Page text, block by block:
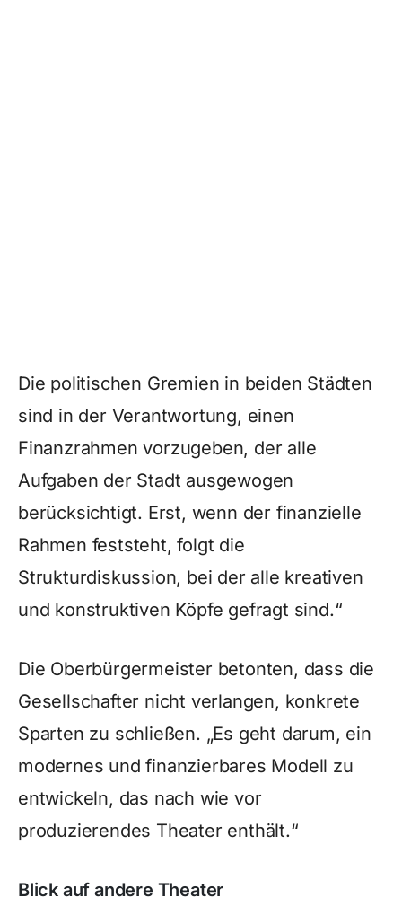
Die politischen Gremien in beiden Städten
sind in der Verantwortung, einen
Finanzrahmen vorzugeben, der alle
Aufgaben der Stadt ausgewogen
berücksichtigt. Erst, wenn der finanzielle
Rahmen feststeht, folgt die
Strukturdiskussion, bei der alle kreativen
und konstruktiven Köpfe gefragt sind.“
Die Oberbürgermeister betonten, dass die
Gesellschafter nicht verlangen, konkrete
Sparten zu schließen. „Es geht darum, ein
modernes und finanzierbares Modell zu
entwickeln, das nach wie vor
produzierendes Theater enthält.“
Blick auf andere Theater